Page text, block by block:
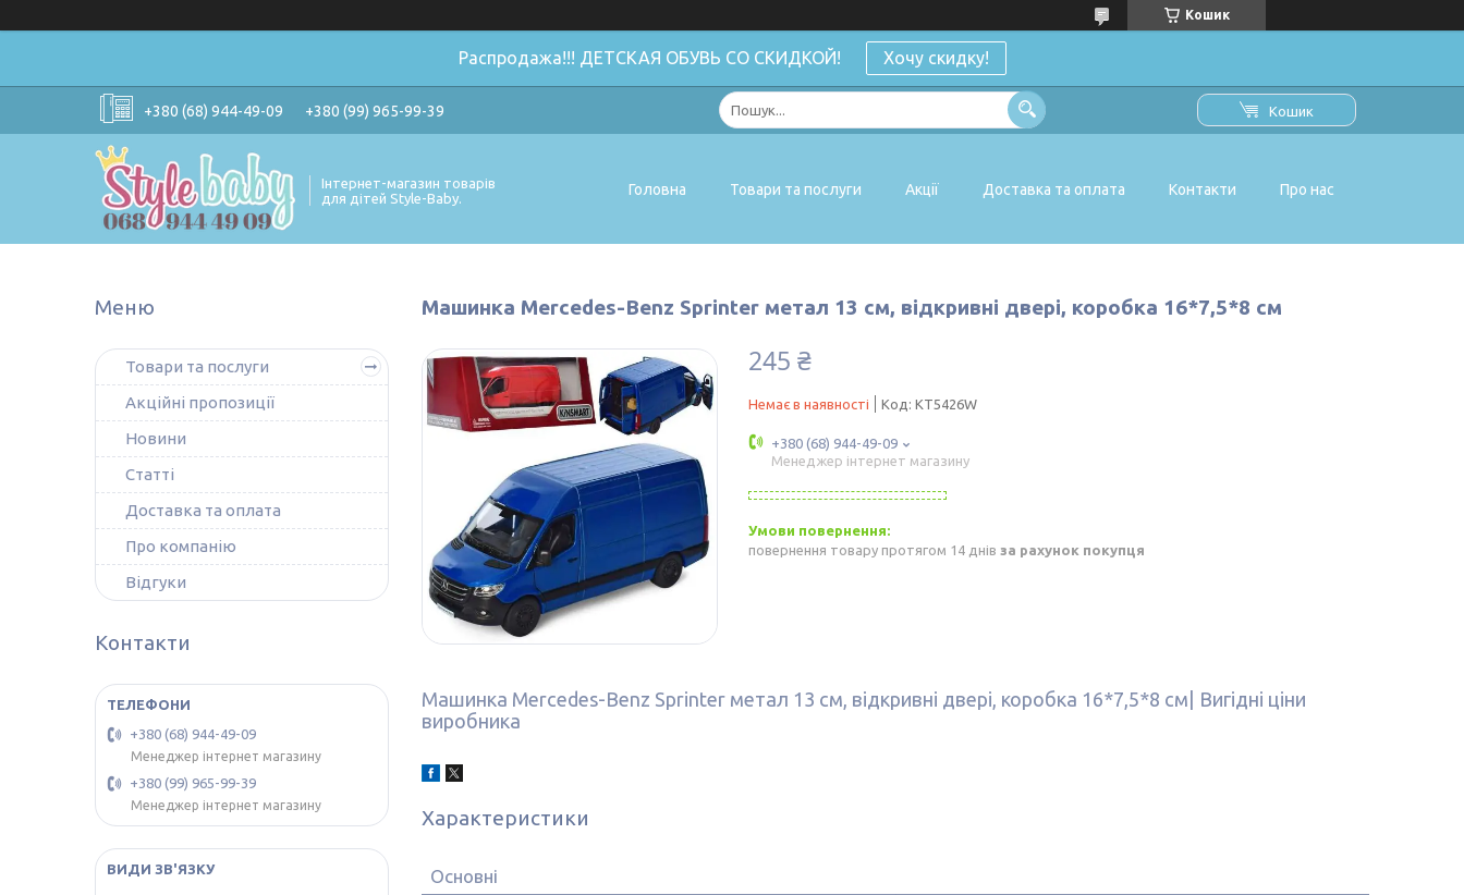
Кошик
Распродажа!!! ДЕТСКАЯ ОБУВЬ СО СКИДКОЙ! Хочу скидку!
+380 (68) 944-49-09 +380 (99) 965-99-39 Кошик
Інтернет-магазин товарів
для дітей Style-Baby.
Головна Товари та послуги Акції Доставка та оплата Контакти Про нас
Машинка Mercedes-Benz Sprinter метал 13 см, відкривні двері, коробка 16*7,5*8 см
245 ₴
Немає в наявності Код: KT5426W
+380 (68) 944-49-09
Менеджер інтернет магазину
повернення товару протягом 14 днів за рахунок покупця
Машинка Mercedes-Benz Sprinter метал 13 см, відкривні двері, коробка 16*7,5*8 см| Вигідні ціни
виробника
Характеристики
Основні
Товари та послуги
Акційні пропозиції
Новини
Статті
Доставка та оплата
Про компанію
Відгуки
Контакти
+380 (68) 944-49-09
Менеджер інтернет магазину
+380 (99) 965-99-39
Менеджер інтернет магазину